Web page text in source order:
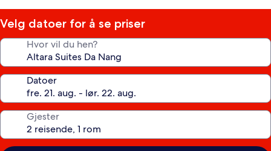
stjerner
Velg datoer for å se priser
Hvor vil du hen?
Datoer
Gjester